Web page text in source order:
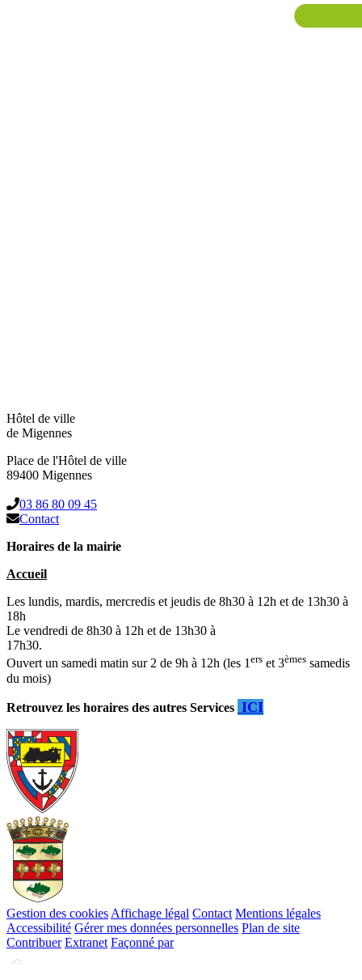
Hôtel de ville
de Migennes
Place de l'Hôtel de ville
89400 Migennes
03 86 80 09 45
Contact
Horaires de la mairie
Accueil
Les lundis, mardis, mercredis et jeudis de 8h30 à 12h et de 13h30 à
18h
Le vendredi de 8h30 à 12h et de 13h30 à
17h30.
Ouvert un samedi matin sur 2 de 9h à 12h (les 1ers et 3èmes samedis
du mois)
Retrouvez les horaires des autres Services ICI
Gestion des cookies Affichage légal Contact Mentions légales
Accessibilité Gérer mes données personnelles Plan de site
Contribuer Extranet Façonné par